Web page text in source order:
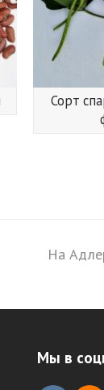
Сорт
next
На
Мы в